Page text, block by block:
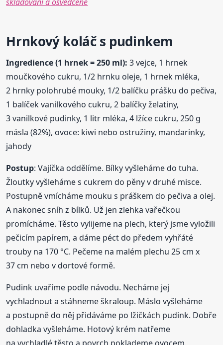
Hrnkový koláč s pudinkem
Ingredience (1 hrnek = 250 ml): 3 vejce, 1 hrnek
moučkového cukru, 1/2 hrnku oleje, 1 hrnek mléka,
2 hrnky polohrubé mouky, 1/2 balíčku prášku do pečiva,
1 balíček vanilkového cukru, 2 balíčky želatiny,
3 vanilkové pudinky, 1 litr mléka, 4 lžíce cukru, 250 g
másla (82%), ovoce: kiwi nebo ostružiny, mandarinky,
jahody
Postup: Vajíčka oddělíme. Bílky vyšleháme do tuha.
Žloutky vyšleháme s cukrem do pěny v druhé misce.
Postupně vmícháme mouku s práškem do pečiva a olej.
A nakonec sníh z bílků. Už jen zlehka vařečkou
promícháme. Těsto vylijeme na plech, který jsme vyložili
pečicím papírem, a dáme péct do předem vyhřáté
trouby na 170 °C. Pečeme na malém plechu 25 cm x
37 cm nebo v dortové formě.
Pudink uvaříme podle návodu. Necháme jej
vychladnout a stáhneme škraloup. Máslo vyšleháme
a postupně do něj přidáváme po lžičkách pudink. Dobře
dohladka vyšleháme. Hotový krém natřeme